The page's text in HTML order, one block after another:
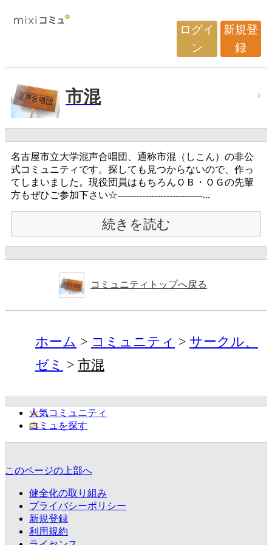
ログイ
ン
新規登
録
市混
名古屋市立大学混声合唱団、通称市混（しこん）の非公
式コミュニティです。探しても見つからないので、作っ
てしまいました。現役団員はもちろんＯＢ・ＯＧの先輩
方もぜひご参加下さい☆----------------------------...
続きを読む
コミュニティトップへ戻る
ホーム コミュニティ
サークル、
ゼミ
市混
人気コミュニティ
コミュを探す
このページの上部へ
健全化の取り組み
プライバシーポリシー
新規登録
利用規約